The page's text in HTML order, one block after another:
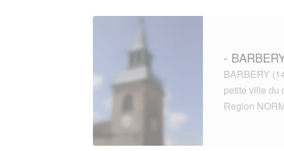
-
BARBERY
petite ville du
Region